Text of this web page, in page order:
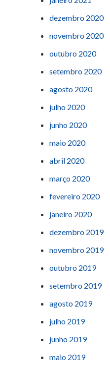
dezembro 2020
novembro 2020
outubro 2020
setembro 2020
agosto 2020
julho 2020
junho 2020
maio 2020
abril 2020
março 2020
fevereiro 2020
janeiro 2020
dezembro 2019
novembro 2019
outubro 2019
setembro 2019
agosto 2019
julho 2019
junho 2019
maio 2019